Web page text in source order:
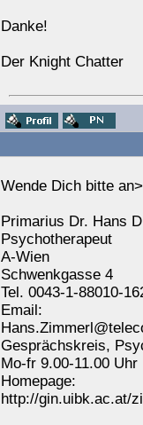
Danke!
Der Knight Chatter
Wende Dich bitte an>
Primarius Dr. Hans
Psychotherapeut
A-Wien
Schwenkgasse 4
Tel. 0043-1-88010-
Email:
Gesprächskreis,
Mo-fr 9.00-11.00 Uhr
Homepage:
http://gin.uibk.ac.at/